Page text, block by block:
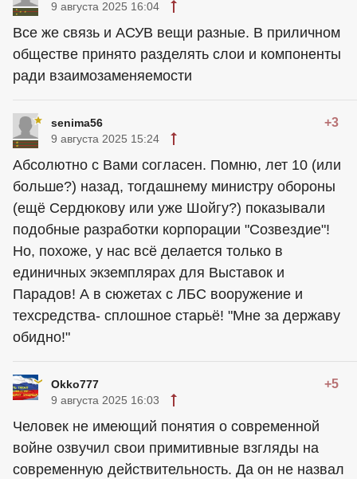
9 августа 2025 16:04
Все же связь и АСУВ вещи разные. В приличном
обществе принято разделять слои и компоненты
ради взаимозаменяемости
senima56 +3
9 августа 2025 15:24
Абсолютно с Вами согласен. Помню, лет 10 (или
больше?) назад, тогдашнему министру обороны
(ещё Сердюкову или уже Шойгу?) показывали
подобные разработки корпорации "Созвездие"!
Но, похоже, у нас всё делается только в
единичных экземплярах для Выставок и
Парадов! А в сюжетах с ЛБС вооружение и
техсредства- сплошное старьё! "Мне за державу
обидно!"
Okko777 +5
9 августа 2025 16:03
Человек не имеющий понятия о современной
войне озвучил свои примитивные взгляды на
современную действительность. Да он не назвал